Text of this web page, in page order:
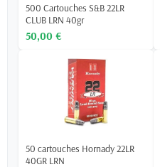
500 Cartouches S&B 22LR
CLUB LRN 40gr
50,00 €
50 cartouches Hornady 22LR
40GR LRN